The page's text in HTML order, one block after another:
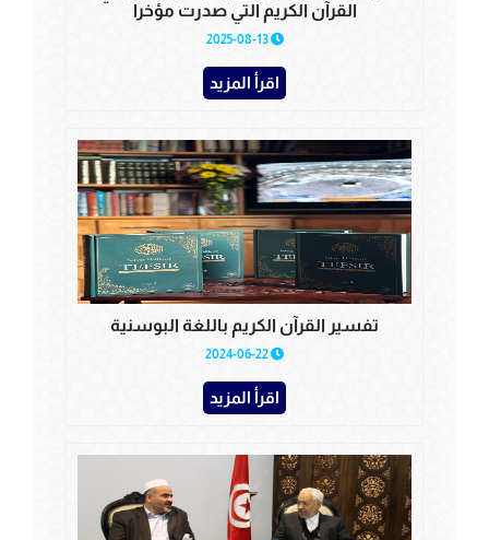
القرآن الكريم التي صدرت مؤخرا
2025-08-13
اقرأ المزيد
تفسير القرآن الكريم باللغة البوسنية
اقرأ المزيد